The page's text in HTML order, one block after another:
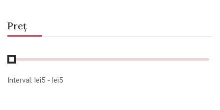
Preț
Interval: lei5 - lei5